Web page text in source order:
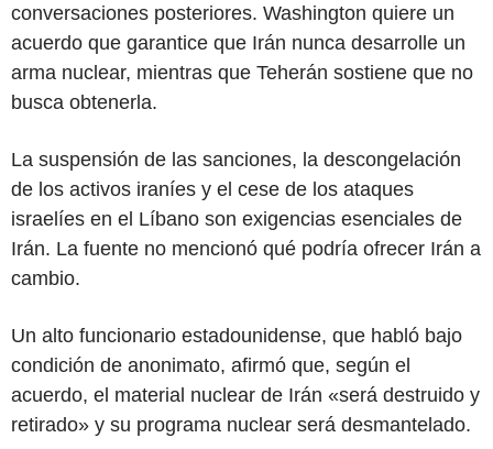
conversaciones posteriores. Washington quiere un
acuerdo que garantice que Irán nunca desarrolle un
arma nuclear, mientras que Teherán sostiene que no
busca obtenerla.
La suspensión de las sanciones, la descongelación
de los activos iraníes y el cese de los ataques
israelíes en el Líbano son exigencias esenciales de
Irán. La fuente no mencionó qué podría ofrecer Irán a
cambio.
Un alto funcionario estadounidense, que habló bajo
condición de anonimato, afirmó que, según el
acuerdo, el material nuclear de Irán «será destruido y
retirado» y su programa nuclear será desmantelado.